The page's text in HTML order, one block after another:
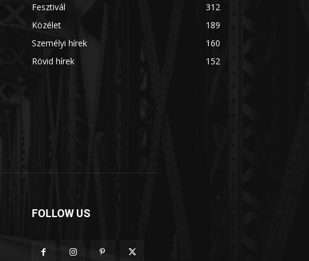
Fesztivál
312
Közélet
189
Személyi hírek
160
Rövid hírek
152
FOLLOW US